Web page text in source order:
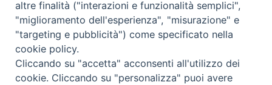
k
s
t
n
p
m
Dove siamo Privacy Policy
Chiesa Cattolica Italiana
La Santa Sede
altre finalità ("interazioni e funzionalità semplici",
"miglioramento dell'esperienza", "misurazione" e
"targeting e pubblicità") come specificato nella
cookie policy.
Cliccando su "accetta" acconsenti all'utilizzo dei
cookie. Cliccando su "personalizza" puoi avere